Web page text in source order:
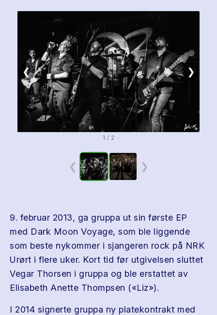
❮ ❯
1 / 2
❮ ❯
9. februar 2013, ga gruppa ut sin første EP
med Dark Moon Voyage, som ble liggende
som beste nykommer i sjangeren rock på NRK
Urørt i flere uker. Kort tid før utgivelsen sluttet
Vegar Thorsen i gruppa og ble erstattet av
Elisabeth Anette Thompsen («Liz»).
I 2014 signerte gruppa ny platekontrakt med